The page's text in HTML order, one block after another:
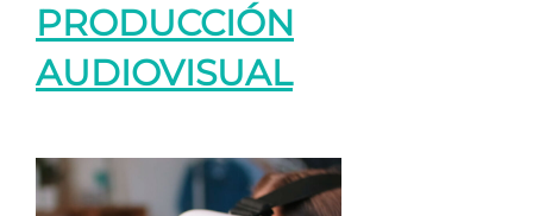
PRODUCCIÓN
AUDIOVISUAL